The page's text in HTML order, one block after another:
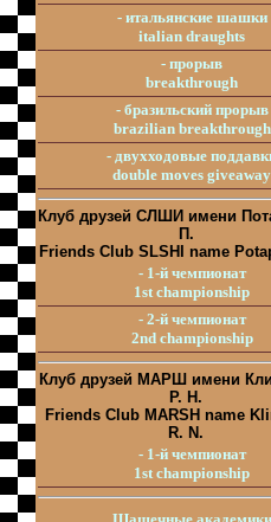
- итальянские шашки
italian draughts
- прорыв
breakthrough
- бразильский прорыв
brazilian breakthrough
- двухходовые
double moves giveaway
Клуб друзей СЛШИ имени
П.
Friends Club SLSHI name
- 1-й чемпионат
1st championship
- 2-й чемпионат
2nd championship
Клуб друзей МАРШ имени
Р. Н.
Friends Club MARSH name
R. N.
- 1-й чемпионат
1st championship